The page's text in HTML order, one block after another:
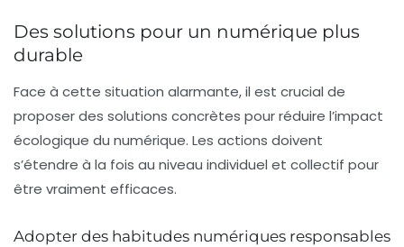
Des solutions pour un numérique plus
durable
Face à cette situation alarmante, il est crucial de
proposer des solutions concrètes pour réduire l’impact
écologique du numérique. Les actions doivent
s’étendre à la fois au niveau individuel et collectif pour
être vraiment efficaces.
Adopter des habitudes numériques responsables